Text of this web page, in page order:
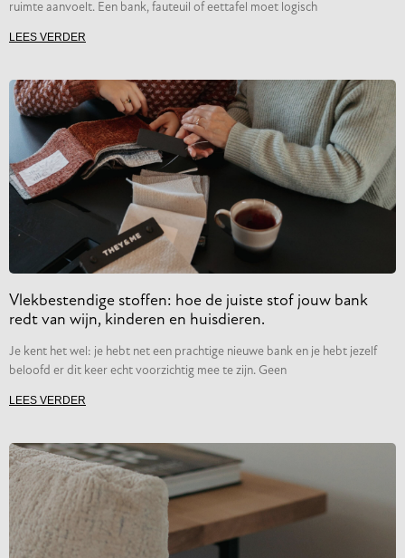
ruimte aanvoelt. Een bank, fauteuil of eettafel moet logisch
LEES VERDER
Vlekbestendige stoffen: hoe de juiste stof jouw bank
redt van wijn, kinderen en huisdieren.
Je kent het wel: je hebt net een prachtige nieuwe bank en je hebt jezelf
beloofd er dit keer echt voorzichtig mee te zijn. Geen
LEES VERDER